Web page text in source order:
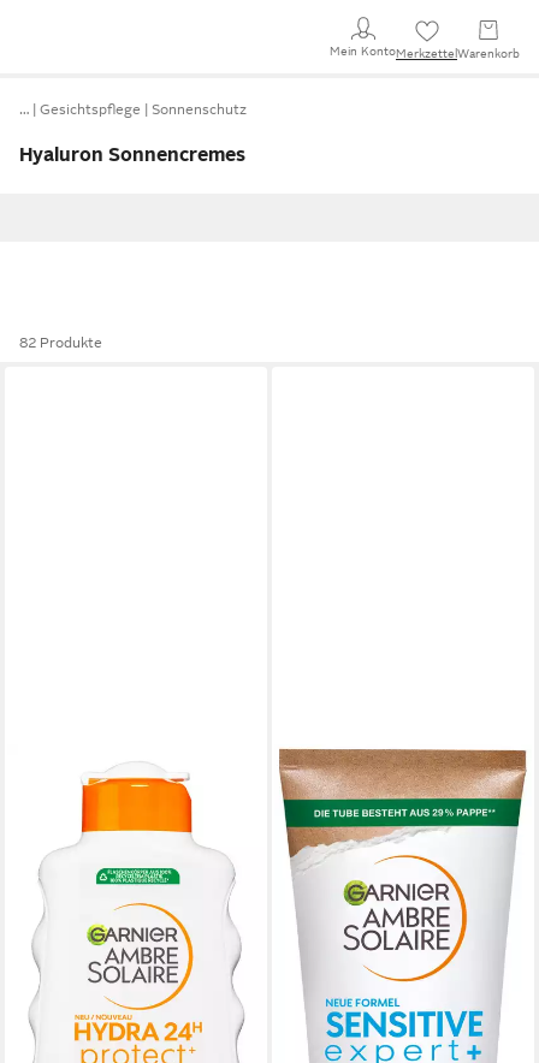
Mein KontoMerkzettel Warenkorb
… Gesichtspflege Sonnenschutz
Hyaluron Sonnencremes
82 Produkte